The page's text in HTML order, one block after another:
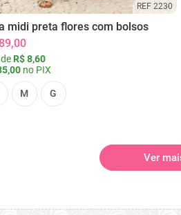
REF 2230
midi preta flores com bolsos
R$ 8,60
no PIX
M G
Ver